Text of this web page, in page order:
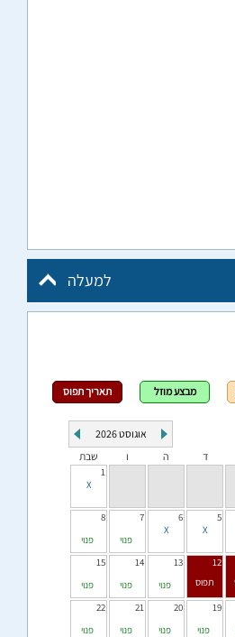
למעלה
מבצע מוזל תאריך תפוס
אוגוסט2026
ד ה ו שבת
1
5
6
7
פנוי
8
פנוי
12
13
פנוי
14
פנוי
15
פנוי
19
פנוי
20
פנוי
21
פנוי
22
פנוי